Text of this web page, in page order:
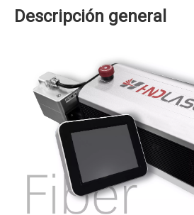
Descripción general